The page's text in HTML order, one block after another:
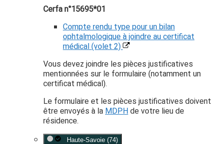
Cerfa n°15695*01
Compte rendu type pour un bilan
ophtalmologique à joindre au certificat
médical (volet 2)
Vous devez joindre les pièces justificatives
mentionnées sur le formulaire (notamment un
certificat médical).
Le formulaire et les pièces justificatives doivent
être envoyés à la MDPHde votre lieu de
résidence.
Haute-Savoie (74)